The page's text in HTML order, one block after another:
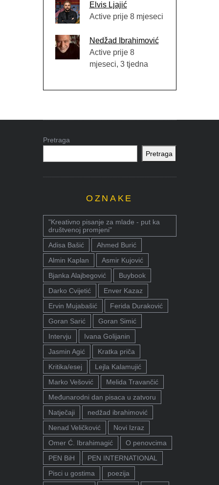
Elvis Ljajić
Active prije 8 mjeseci
Nedžad Ibrahimović
Active prije 8
mjeseci, 3 tjedna
Pretraga
Pretraga
OZNAKE
"Kreativno pisanje za mlade - put ka
društvenoj promjeni"
Adisa Bašić
Ahmed Burić
Almin Kaplan
Asmir Kujović
Bjanka Alajbegović
Buybook
Darko Cvijetić
Enver Kazaz
Ervin Mujabašić
Ferida Duraković
Goran Sarić
Goran Simić
Intervju
Ivana Golijanin
Jasmin Agić
Kratka priča
Kritika/esej
Lejla Kalamujić
Marko Vešović
Melida Travančić
Međunarodni dan pisaca u zatvoru
Natječaji
nedžad ibrahimović
Nenad Veličković
Novi Izraz
Omer Ć. Ibrahimagić
O penovcima
PEN BiH
PEN INTERNATIONAL
Pisci u gostima
poezija